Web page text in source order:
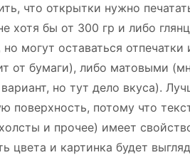
что открытки нужно
хотя бы от 300 гр и либо
но могут оставаться отпечатки
от бумаги), либо матовыми
но тут дело вкуса).
поверхность, потому что
и прочее) имеет
цвета и картинка будет